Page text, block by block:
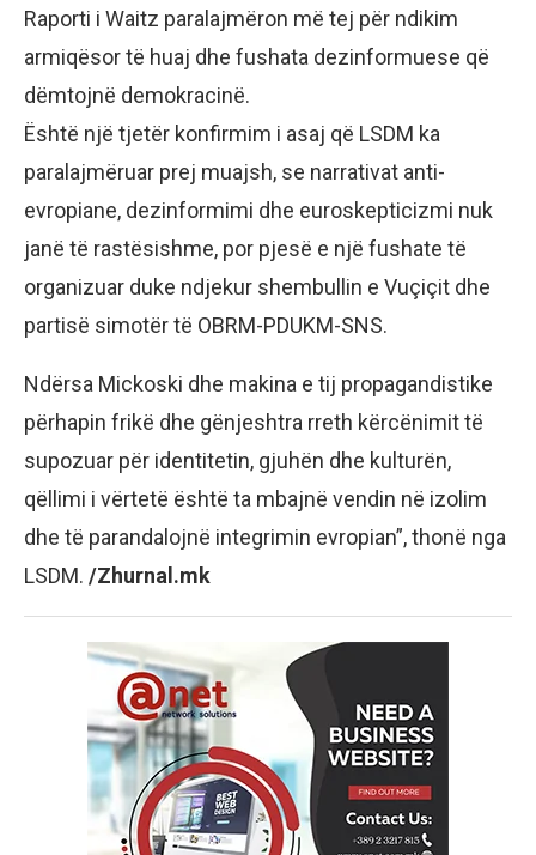
Raporti i Waitz paralajmëron më tej për ndikim
armiqësor të huaj dhe fushata dezinformuese që
dëmtojnë demokracinë.
Është një tjetër konfirmim i asaj që LSDM ka
paralajmëruar prej muajsh, se narrativat anti-
evropiane, dezinformimi dhe euroskepticizmi nuk
janë të rastësishme, por pjesë e një fushate të
organizuar duke ndjekur shembullin e Vuçiçit dhe
partisë simotër të OBRM-PDUKM-SNS.
Ndërsa Mickoski dhe makina e tij propagandistike
përhapin frikë dhe gënjeshtra rreth kërcënimit të
supozuar për identitetin, gjuhën dhe kulturën,
qëllimi i vërtetë është ta mbajnë vendin në izolim
dhe të parandalojnë integrimin evropian”, thonë nga
LSDM. /Zhurnal.mk